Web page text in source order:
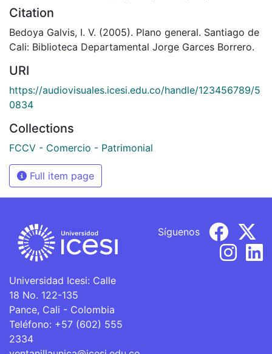
Citation
Bedoya Galvis, I. V. (2005). Plano general. Santiago de
Cali: Biblioteca Departamental Jorge Garces Borrero.
URI
https://audiovisuales.icesi.edu.co/handle/123456789/5
0834
Collections
FCCV - Comercio - Patrimonial
Full item page
Universidad Icesi: Calle
18 No. 122-135
Pance, Cali - Colombia
Teléfono: +57 (602) 555
2334
Síguenos